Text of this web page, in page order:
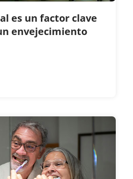
es un factor clave
envejecimiento